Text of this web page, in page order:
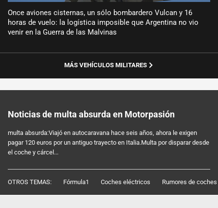
Once aviones cisternas, un sólo bombardero Vulcan y 16
horas de vuelo: la logística imposible que Argentina no vio
venir en la Guerra de las Malvinas
MÁS VEHÍCULOS MILITARES
Noticias de multa absurda en Motorpasión
multa absurda:Viajó en autocaravana hace seis años, ahora le exigen
pagar 120 euros por un antiguo trayecto en Italia.Multa por disparar desde
el coche y cárcel...
OTROS TEMAS: Fórmula1 Coches eléctricos Rumores de coches